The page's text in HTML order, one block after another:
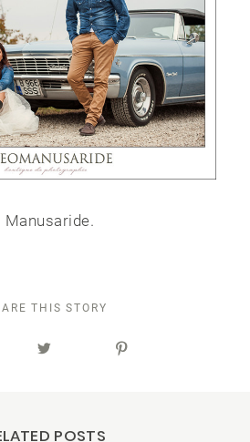
Manusaride.
THIS STORY
POSTS